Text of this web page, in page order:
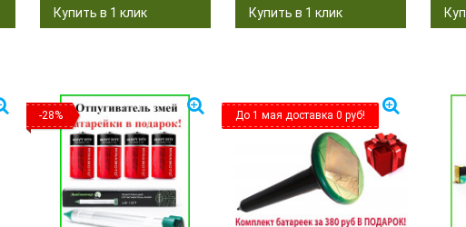
-28% До 1 мая доставка 0 руб!